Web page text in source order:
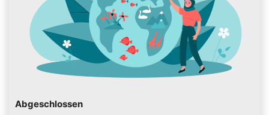
Abgeschlossen